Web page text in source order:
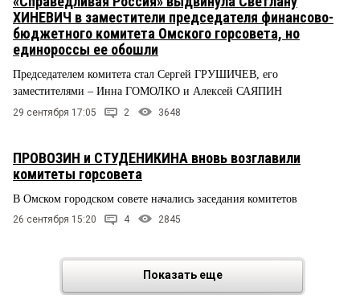
ХИНЕВИЧ в заместители председателя финансово-
бюджетного комитета Омского горсовета, но
единороссы ее обошли
Председателем комитета стал Сергей ГРУШИЧЕВ, его
заместителями – Инна ГОМОЛКО и Алексей САЯПИН
29 сентября 17:05 2 3648
ПРОВОЗИН и СТУДЕНИКИНА вновь возглавили
комитеты горсовета
В Омском городском совете начались заседания комитетов
26 сентября 15:20 4 2845
Показать еще